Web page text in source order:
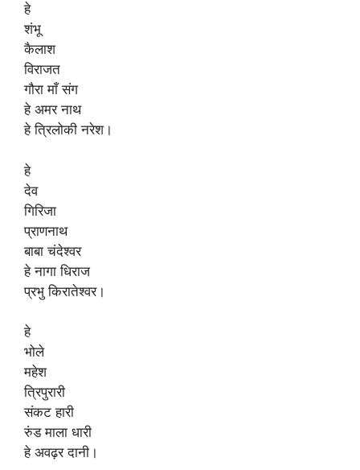
हे
शंभू
कैलाश
विराजत
गौरा माँ संग
हे अमर नाथ
हे त्रिलोकी नरेश।
हे
देव
गिरिजा
प्राणनाथ
बाबा चंदेश्वर
हे नागा धिराज
प्रभु किरातेश्वर।
हे
भोले
महेश
त्रिपुरारी
संकट हारी
रुंड माला धारी
हे अवढ़र दानी।